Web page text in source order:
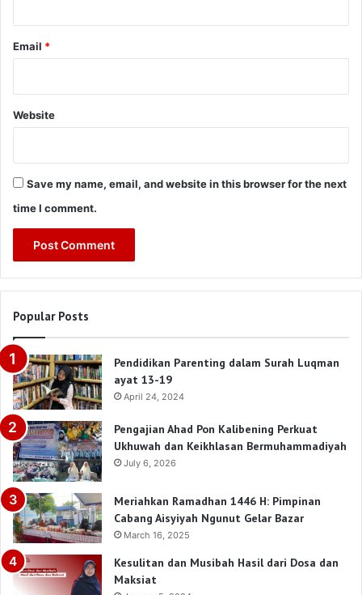
Email *
Website
Save my name, email, and website in this browser for the next
time I comment.
Popular Posts
Pendidikan Parenting dalam Surah Luqman
ayat 13-19
April 24, 2024
Pengajian Ahad Pon Kalibening Perkuat
Ukhuwah dan Keikhlasan Bermuhammadiyah
July 6, 2026
Meriahkan Ramadhan 1446 H: Pimpinan
Cabang Aisyiyah Ngunut Gelar Bazar
March 16, 2025
Kesulitan dan Musibah Hasil dari Dosa dan
Maksiat